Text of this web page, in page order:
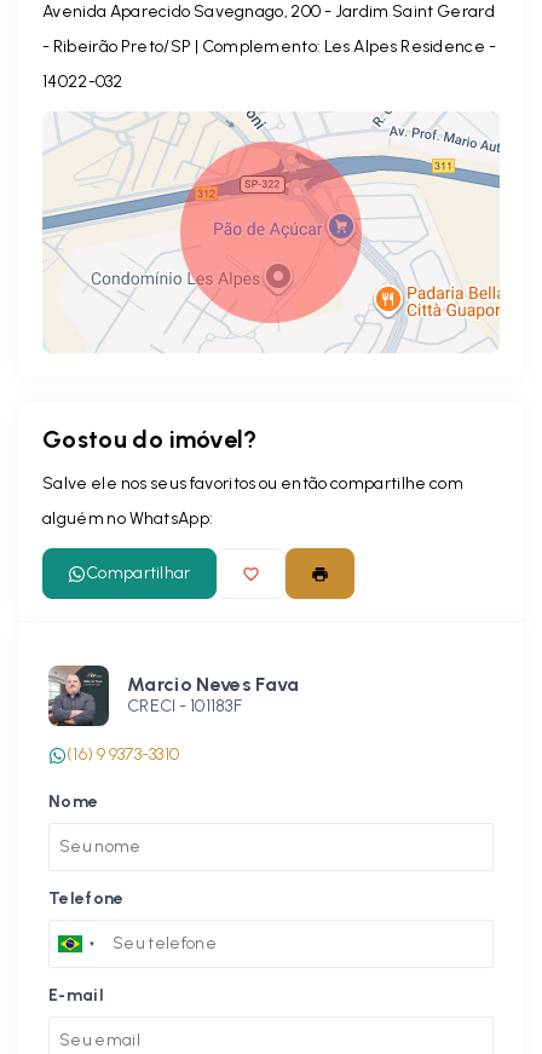
Avenida Aparecido Savegnago, 200 - Jardim Saint Gerard
- Ribeirão Preto/SP | Complemento: Les Alpes Residence -
14022-032
Gostou do imóvel?
Salve ele nos seus favoritos ou então compartilhe com
alguém no WhatsApp:
Compartilhar
Marcio Neves Fava
CRECI - 101183F
(16) 9 9373-3310
Nome
Telefone
E-mail